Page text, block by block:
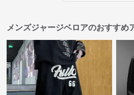
メンズジャージベロアのおすすめ